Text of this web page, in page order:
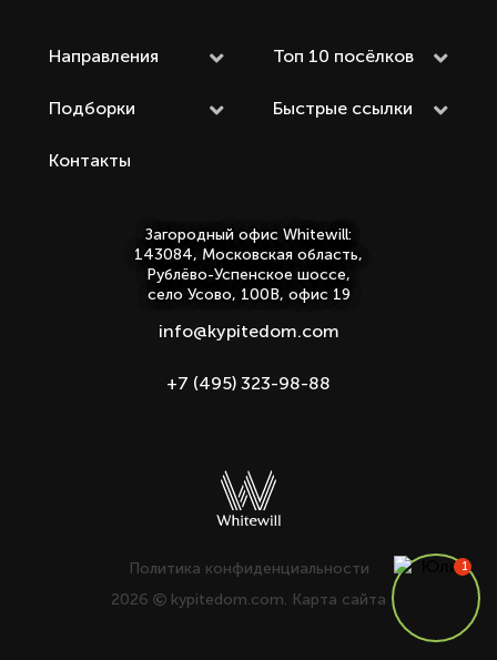
Направления Топ 10 посёлков
Подборки Быстрые ссылки
Контакты
Загородный офис Whitewill:
143084, Московская область,
Рублёво-Успенское шоссе,
село Усово, 100В, офис 19
info@kypitedom.com
+7 (495) 323-98-88
Политика конфиденциальности
2026
kypitedom.com. Карта сайта